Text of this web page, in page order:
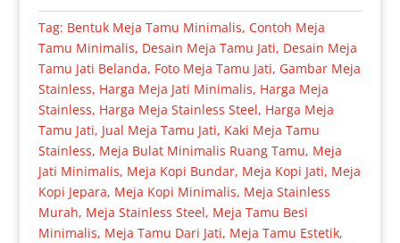
Tag: Bentuk Meja Tamu Minimalis, Contoh Meja
Tamu Minimalis, Desain Meja Tamu Jati, Desain Meja
Tamu Jati Belanda, Foto Meja Tamu Jati, Gambar Meja
Stainless, Harga Meja Jati Minimalis, Harga Meja
Stainless, Harga Meja Stainless Steel, Harga Meja
Tamu Jati, Jual Meja Tamu Jati, Kaki Meja Tamu
Stainless, Meja Bulat Minimalis Ruang Tamu, Meja
Jati Minimalis, Meja Kopi Bundar, Meja Kopi Jati, Meja
Kopi Jepara, Meja Kopi Minimalis, Meja Stainless
Murah, Meja Stainless Steel, Meja Tamu Besi
Minimalis, Meja Tamu Dari Jati, Meja Tamu Estetik,